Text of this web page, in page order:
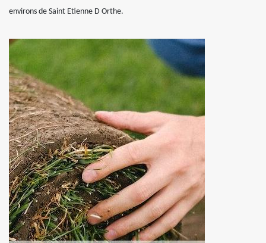
environs de Saint Etienne D Orthe.